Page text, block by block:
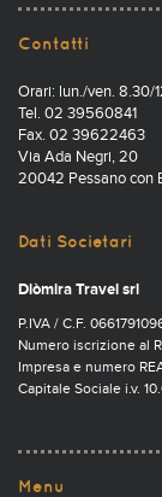
Contatti
Orari: lun./ven. 8.30/
Tel. 02 39560841
Fax. 02 39622463
Via Ada Negri, 20
20042 Pessano con
Dati Societari
Diòmira Travel srl
P.IVA / C.F.
Numero iscrizione al
Impresa e numero
Capitale Sociale i.v.
Menu